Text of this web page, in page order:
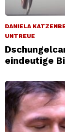
DANIELA
UNTREUE
eindeutige